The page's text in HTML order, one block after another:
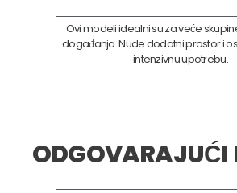
Ovi modeli idealni su za veće
događanja. Nude dodatni prostor i
intenzivnu upotrebu.
ODGOVARAJUĆI